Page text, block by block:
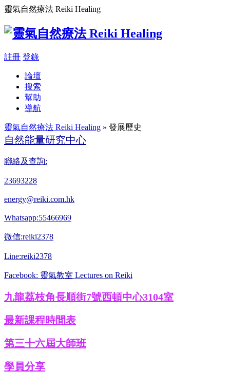
靈氣自然療法 Reiki Healing
註冊 登錄
論壇
搜索
幫助
導航
靈氣自然療法 Reiki Healing » 發展歷史
自然能量研究中心
聯絡及查詢:
23693228
energy@reiki.com.hk
Whatsapp:55466969
微信:reiki2378
Line:reiki2378
Facebook: 靈氣教室 Lectures on Reiki
九龍荔枝角長順街7號西頓中心3104室
最新課程時間表
第三十六屆大師班
學員分享